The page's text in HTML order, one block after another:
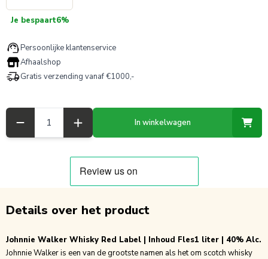
Je bespaart6%
Persoonlijke klantenservice
Afhaalshop
Gratis verzending vanaf €1000,-
In winkelwagen
Details over het product
Johnnie Walker Whisky Red Label | Inhoud Fles1 liter | 40% Alc.
Johnnie Walker is een van de grootste namen als het om scotch whisky